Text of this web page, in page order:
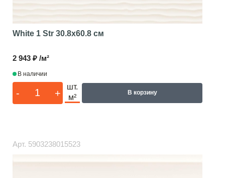
White 1 Str 30.8x60.8 см
2 943 ₽ /м²
В наличии
- +
шт.
м²
В корзину
Арт. 5903238015523